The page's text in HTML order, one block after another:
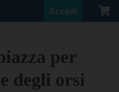
Accedi
per
degli orsi